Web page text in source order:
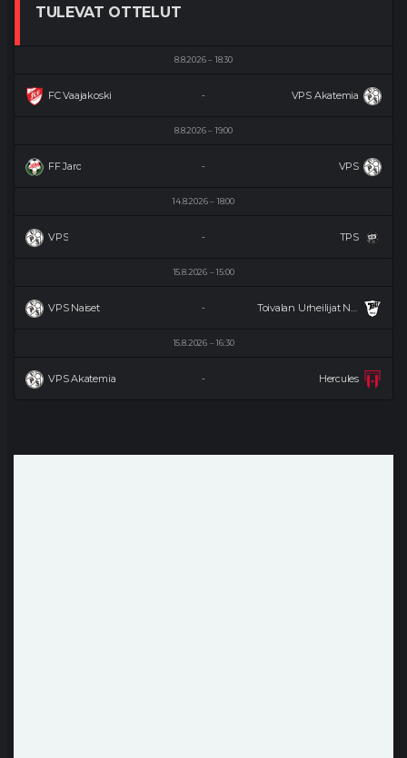
TULEVAT OTTELUT
8.8.2026 18:30
FC Vaajakoski VPS Akatemia
-
8.8.2026 19:00
FF Jaro VPS
-
14.8.2026 18:00
VPS TPS
-
15.8.2026 15:00
VPS Naiset Toivalan Urheilijat Naiset
-
15.8.2026 16:30
VPS Akatemia Hercules
-